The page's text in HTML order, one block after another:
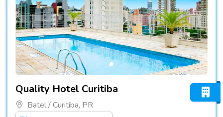
Quality Hotel Curitiba
Batel / Curitiba, PR